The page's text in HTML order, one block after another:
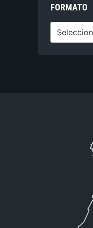
FORMATO